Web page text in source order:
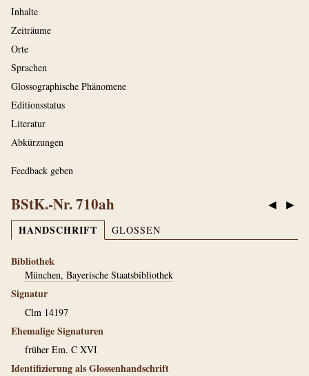
Inhalte
Zeiträume
Orte
Sprachen
Glossographische Phänomene
Editionsstatus
Literatur
Abkürzungen
Feedback geben
◀ ▶
BStK.-Nr. 710ah
HANDSCHRIFT GLOSSEN
Bibliothek
München, Bayerische Staatsbibliothek
Signatur
Clm 14197
Ehemalige Signaturen
früher Em. C XVI
Identifizierung als Glossenhandschrift